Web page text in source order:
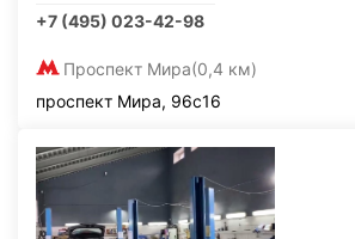
+7 (495) 023-42-98
Проспект Мира(0,4 км)
проспект Мира, 96с16